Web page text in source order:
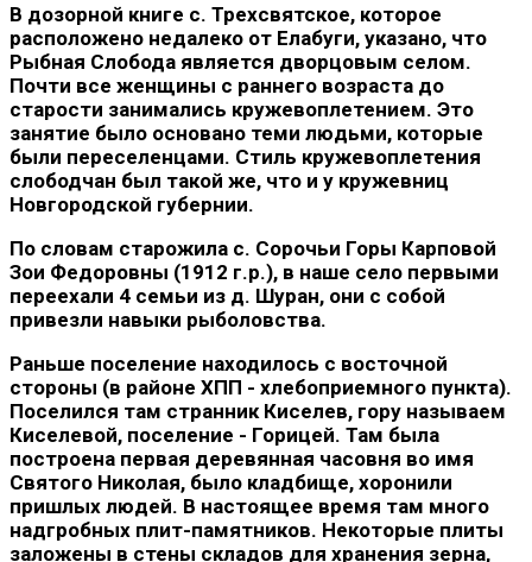
В дозорной книге с. Трехсвятское, которое
расположено недалеко от Елабуги, указано, что
Рыбная Слобода является дворцовым селом.
Почти все женщины с раннего возраста до
старости занимались кружевоплетением. Это
занятие было основано теми людьми, которые
были переселенцами. Стиль кружевоплетения
слободчан был такой же, что и у кружевниц
Новгородской губернии.
По словам старожила с. Сорочьи Горы Карповой
Зои Федоровны (1912 г.р.), в наше село первыми
переехали 4 семьи из д. Шуран, они с собой
привезли навыки рыболовства.
Раньше поселение находилось с восточной
стороны (в районе ХПП - хлебоприемного пункта).
Поселился там странник Киселев, гору называем
Киселевой, поселение - Горицей. Там была
построена первая деревянная часовня во имя
Святого Николая, было кладбище, хоронили
пришлых людей. В настоящее время там много
надгробных плит-памятников. Некоторые плиты
заложены в стены складов для хранения зерна,